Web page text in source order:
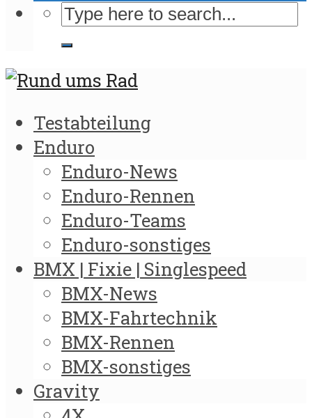
Testabteilung
Enduro
Enduro-News
Enduro-Rennen
Enduro-Teams
Enduro-sonstiges
BMX | Fixie | Singlespeed
BMX-News
BMX-Fahrtechnik
BMX-Rennen
BMX-sonstiges
Gravity